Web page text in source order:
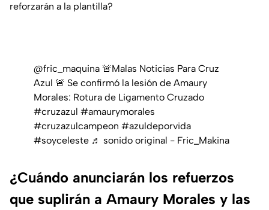
reforzarán a la plantilla?
@fric_maquina 🚨Malas Noticias Para Cruz
Azul 🚨 Se confirmó la lesión de Amaury
Morales: Rotura de Ligamento Cruzado
#cruzazul #amaurymorales
#cruzazulcampeon #azuldeporvida
#soyceleste ♬ sonido original - Fric_Makina
¿Cuándo anunciarán los refuerzos
que suplirán a Amaury Morales y las